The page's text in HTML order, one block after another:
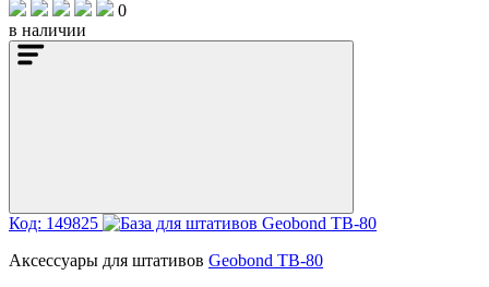
0
в наличии
Код: 149825
Аксессуары для штативов Geobond TB-80